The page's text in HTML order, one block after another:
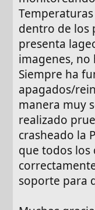
dentro de los
presenta
imagenes, no
Siempre ha
apagados/
manera muy
realizado
crasheado la
que todos los
soporte para